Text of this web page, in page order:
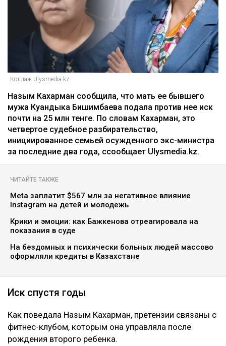
Коллаж Ulysmedia.kz
Назым Кахарман сообщила, что мать ее бывшего
мужа Куандыка Бишимбаева подала против нее иск
почти на 25 млн тенге. По словам Кахарман, это
четвертое судебное разбирательство,
инициированное семьей осужденного экс-министра
за последние два года, ссообщает Ulysmedia.kz.
ЧИТАЙТЕ ТАКЖЕ
Meta заплатит $567 млн за негативное влияние
Instagram на детей и молодежь
Крики и эмоции: как Бажкенова отреагировала на
показания в суде
На бездомных и психически больных людей массово
оформляли кредиты в Казахстане
Иск спустя годы
Как поведала Назым Кахарман, претензии связаны с
фитнес-клубом, которым она управляла после
рождения второго ребенка.